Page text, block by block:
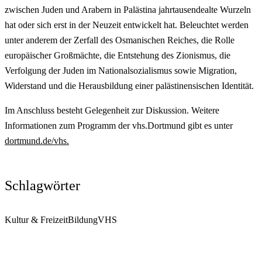
zwischen Juden und Arabern in Palästina jahrtausendealte Wurzeln
hat oder sich erst in der Neuzeit entwickelt hat. Beleuchtet werden
unter anderem der Zerfall des Osmanischen Reiches, die Rolle
europäischer Großmächte, die Entstehung des Zionismus, die
Verfolgung der Juden im Nationalsozialismus sowie Migration,
Widerstand und die Herausbildung einer palästinensischen Identität.
Im Anschluss besteht Gelegenheit zur Diskussion. Weitere
Informationen zum Programm der vhs.Dortmund gibt es unter
dortmund.de/vhs.
Schlagwörter
Kultur & FreizeitBildungVHS